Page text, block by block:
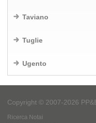
Taviano
Tuglie
Ugento
Copyright © 2007-2026
Ricerca Notai